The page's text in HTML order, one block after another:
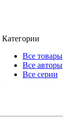
Категории
Все товары
Все авторы
Все серии